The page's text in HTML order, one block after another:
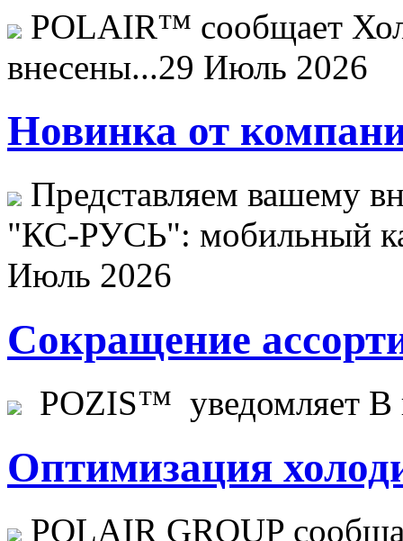
POLAIR™ сообщает
внесены...29 Июль 2026
Новинка от
Представляем вашему
"КС-РУСЬ": мобильный
Июль 2026
Сокращение
POZIS™ уведомляет В
Оптимизация
POLAIR GROUP